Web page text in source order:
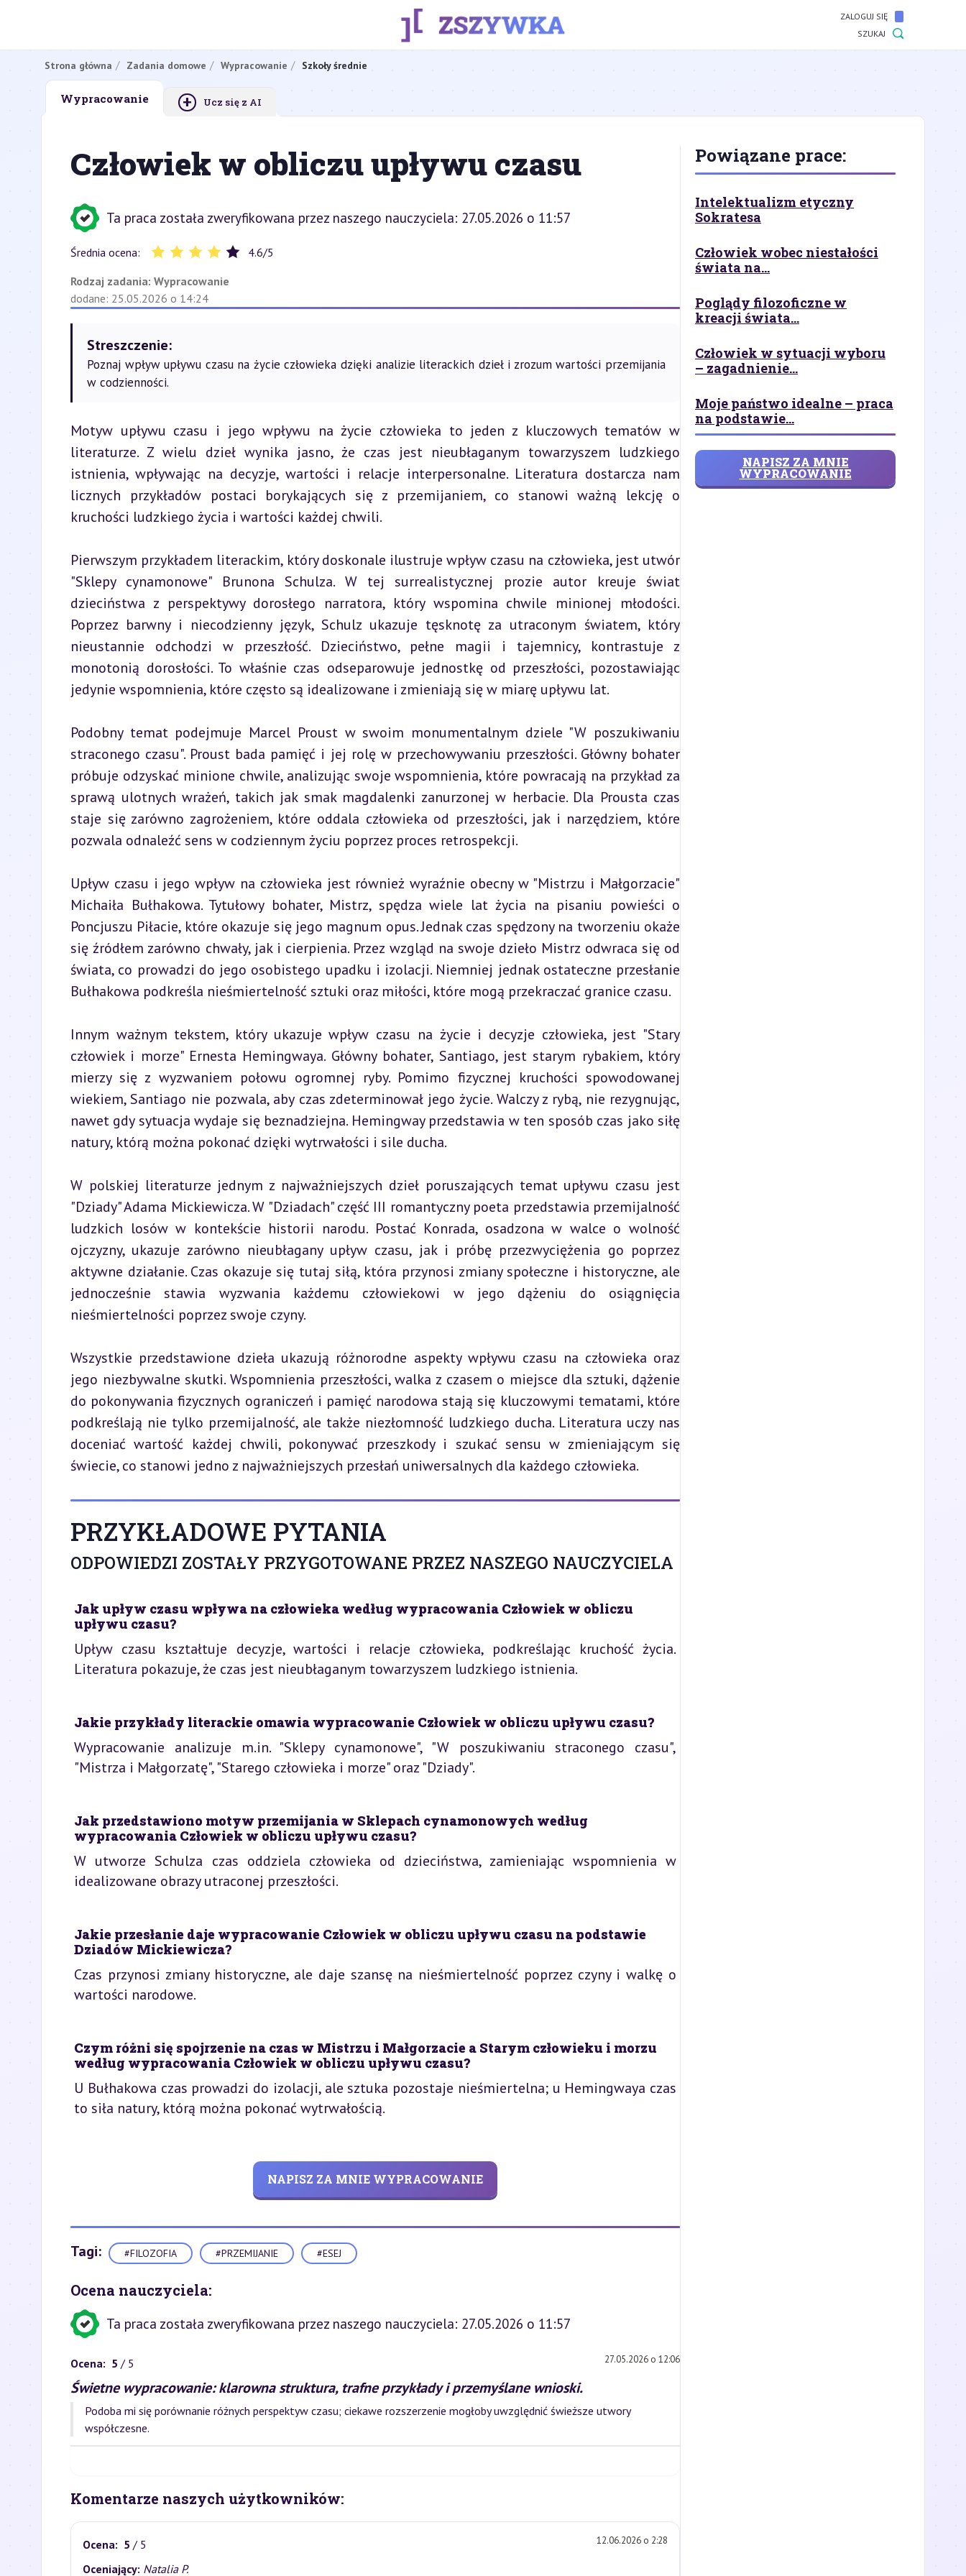
ZALOGUJ SIĘ
SZUKAJ
Strona główna Zadania domowe Wypracowanie Szkoły średnie
Wypracowanie + Ucz się z AI
Człowiek w obliczu upływu czasu
Ta praca została zweryfikowana przez naszego nauczyciela: 27.05.2026 o 11:57
Średnia ocena: 4.6/5
Rodzaj zadania: Wypracowanie
dodane: 25.05.2026 o 14:24
Streszczenie:
Poznaj wpływ upływu czasu na życie człowieka dzięki analizie literackich dzieł i zrozum wartości przemijania
w codzienności.
Motyw upływu czasu i jego wpływu na życie człowieka to jeden z kluczowych tematów w
literaturze. Z wielu dzieł wynika jasno, że czas jest nieubłaganym towarzyszem ludzkiego
istnienia, wpływając na decyzje, wartości i relacje interpersonalne. Literatura dostarcza nam
licznych przykładów postaci borykających się z przemijaniem, co stanowi ważną lekcję o
kruchości ludzkiego życia i wartości każdej chwili.
Pierwszym przykładem literackim, który doskonale ilustruje wpływ czasu na człowieka, jest utwór
"Sklepy cynamonowe" Brunona Schulza. W tej surrealistycznej prozie autor kreuje świat
dzieciństwa z perspektywy dorosłego narratora, który wspomina chwile minionej młodości.
Poprzez barwny i niecodzienny język, Schulz ukazuje tęsknotę za utraconym światem, który
nieustannie odchodzi w przeszłość. Dzieciństwo, pełne magii i tajemnicy, kontrastuje z
monotonią dorosłości. To właśnie czas odseparowuje jednostkę od przeszłości, pozostawiając
jedynie wspomnienia, które często są idealizowane i zmieniają się w miarę upływu lat.
Podobny temat podejmuje Marcel Proust w swoim monumentalnym dziele "W poszukiwaniu
straconego czasu". Proust bada pamięć i jej rolę w przechowywaniu przeszłości. Główny bohater
próbuje odzyskać minione chwile, analizując swoje wspomnienia, które powracają na przykład za
sprawą ulotnych wrażeń, takich jak smak magdalenki zanurzonej w herbacie. Dla Prousta czas
staje się zarówno zagrożeniem, które oddala człowieka od przeszłości, jak i narzędziem, które
pozwala odnaleźć sens w codziennym życiu poprzez proces retrospekcji.
Upływ czasu i jego wpływ na człowieka jest również wyraźnie obecny w "Mistrzu i Małgorzacie"
Michaiła Bułhakowa. Tytułowy bohater, Mistrz, spędza wiele lat życia na pisaniu powieści o
Poncjuszu Piłacie, które okazuje się jego magnum opus. Jednak czas spędzony na tworzeniu okaże
się źródłem zarówno chwały, jak i cierpienia. Przez wzgląd na swoje dzieło Mistrz odwraca się od
świata, co prowadzi do jego osobistego upadku i izolacji. Niemniej jednak ostateczne przesłanie
Bułhakowa podkreśla nieśmiertelność sztuki oraz miłości, które mogą przekraczać granice czasu.
Innym ważnym tekstem, który ukazuje wpływ czasu na życie i decyzje człowieka, jest "Stary
człowiek i morze" Ernesta Hemingwaya. Główny bohater, Santiago, jest starym rybakiem, który
mierzy się z wyzwaniem połowu ogromnej ryby. Pomimo fizycznej kruchości spowodowanej
wiekiem, Santiago nie pozwala, aby czas zdeterminował jego życie. Walczy z rybą, nie rezygnując,
nawet gdy sytuacja wydaje się beznadziejna. Hemingway przedstawia w ten sposób czas jako siłę
natury, którą można pokonać dzięki wytrwałości i sile ducha.
W polskiej literaturze jednym z najważniejszych dzieł poruszających temat upływu czasu jest
"Dziady" Adama Mickiewicza. W "Dziadach" część III romantyczny poeta przedstawia przemijalność
ludzkich losów w kontekście historii narodu. Postać Konrada, osadzona w walce o wolność
ojczyzny, ukazuje zarówno nieubłagany upływ czasu, jak i próbę przezwyciężenia go poprzez
aktywne działanie. Czas okazuje się tutaj siłą, która przynosi zmiany społeczne i historyczne, ale
jednocześnie stawia wyzwania każdemu człowiekowi w jego dążeniu do osiągnięcia
nieśmiertelności poprzez swoje czyny.
Wszystkie przedstawione dzieła ukazują różnorodne aspekty wpływu czasu na człowieka oraz
jego niezbywalne skutki. Wspomnienia przeszłości, walka z czasem o miejsce dla sztuki, dążenie
do pokonywania fizycznych ograniczeń i pamięć narodowa stają się kluczowymi tematami, które
podkreślają nie tylko przemijalność, ale także niezłomność ludzkiego ducha. Literatura uczy nas
doceniać wartość każdej chwili, pokonywać przeszkody i szukać sensu w zmieniającym się
świecie, co stanowi jedno z najważniejszych przesłań uniwersalnych dla każdego człowieka.
PRZYKŁADOWE PYTANIA
ODPOWIEDZI ZOSTAŁY PRZYGOTOWANE PRZEZ NASZEGO NAUCZYCIELA
Jak upływ czasu wpływa na człowieka według wypracowania Człowiek w obliczu
upływu czasu?
Upływ czasu kształtuje decyzje, wartości i relacje człowieka, podkreślając kruchość życia.
Literatura pokazuje, że czas jest nieubłaganym towarzyszem ludzkiego istnienia.
Jakie przykłady literackie omawia wypracowanie Człowiek w obliczu upływu czasu?
Wypracowanie analizuje m.in. "Sklepy cynamonowe", "W poszukiwaniu straconego czasu",
"Mistrza i Małgorzatę", "Starego człowieka i morze" oraz "Dziady".
Jak przedstawiono motyw przemijania w Sklepach cynamonowych według
wypracowania Człowiek w obliczu upływu czasu?
W utworze Schulza czas oddziela człowieka od dzieciństwa, zamieniając wspomnienia w
idealizowane obrazy utraconej przeszłości.
Jakie przesłanie daje wypracowanie Człowiek w obliczu upływu czasu na podstawie
Dziadów Mickiewicza?
Czas przynosi zmiany historyczne, ale daje szansę na nieśmiertelność poprzez czyny i walkę o
wartości narodowe.
Czym różni się spojrzenie na czas w Mistrzu i Małgorzacie a Starym człowieku i morzu
według wypracowania Człowiek w obliczu upływu czasu?
U Bułhakowa czas prowadzi do izolacji, ale sztuka pozostaje nieśmiertelna; u Hemingwaya czas
to siła natury, którą można pokonać wytrwałością.
NAPISZ ZA MNIE WYPRACOWANIE
Tagi: #FILOZOFIA #PRZEMIJANIE #ESEJ
Ocena nauczyciela:
Ta praca została zweryfikowana przez naszego nauczyciela: 27.05.2026 o 11:57
Ocena: 5 / 5 27.05.2026 o 12:06
Świetne wypracowanie: klarowna struktura, trafne przykłady i przemyślane wnioski.
Podoba mi się porównanie różnych perspektyw czasu; ciekawe rozszerzenie mogłoby uwzględnić świeższe utwory
współczesne.
Komentarze naszych użytkowników:
Ocena: 5 / 5 12.06.2026 o 2:28
Oceniający: Natalia P.
Powiązane prace:
Intelektualizm etyczny
Sokratesa
Człowiek wobec niestałości
świata na...
Poglądy filozoficzne w
kreacji świata...
Człowiek w sytuacji wyboru
– zagadnienie...
Moje państwo idealne – praca
na podstawie...
NAPISZ ZA MNIE
WYPRACOWANIE